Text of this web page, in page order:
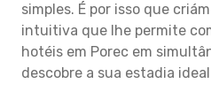
simples. É por isso que
intuitiva que lhe permite
hotéis em Porec em
descobre a sua estadia